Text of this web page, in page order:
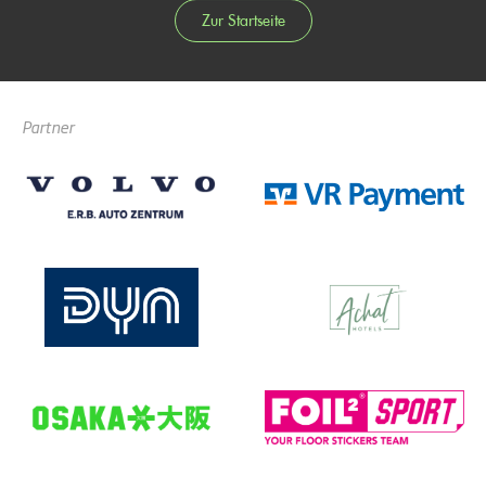
Zur Startseite
Partner